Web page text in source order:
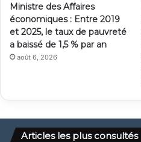
Ministre des Affaires
économiques : Entre 2019
et 2025, le taux de pauvreté
a baissé de 1,5 % par an
août 6, 2026
Articles les plus consultés